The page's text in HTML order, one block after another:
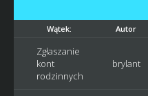
Wątek: Autor
Zgłaszanie
kont
rodzinnych
brylant